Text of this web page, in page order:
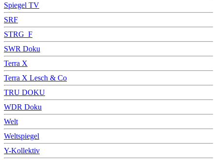
Spiegel TV
SRF
STRG_F
SWR Doku
Terra X
Terra X Lesch & Co
TRU DOKU
WDR Doku
Welt
Weltspiegel
Y-Kollektiv